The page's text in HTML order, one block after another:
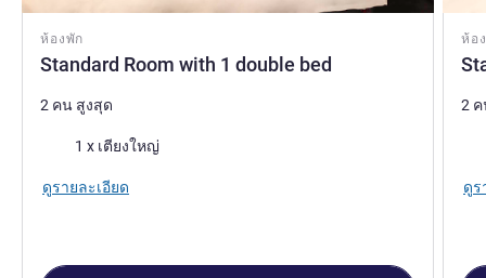
ห้องพัก
Standard Room with 1 double bed
2 คน สูงสุด
เครื่องนอน
1 x เตียงใหญ่
ดูรายละเอียด
ห้อ
2
ดูร